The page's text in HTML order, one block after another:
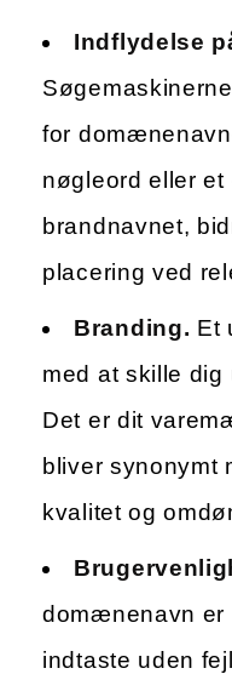
Indflydelse
for
nøgleord eller et
brandnavnet,
placering ved
Branding. Et
med at skille dig
Det er dit
bliver synonymt
kvalitet og
domænenavn er
indtaste uden